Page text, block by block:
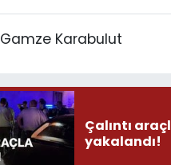
Gamze Karabulut
Çalıntı
yakalandı!